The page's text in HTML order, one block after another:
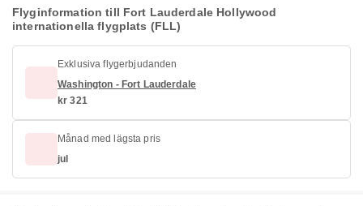
Flyginformation till Fort Lauderdale Hollywood
internationella flygplats (FLL)
Exklusiva flygerbjudanden
Washington - Fort Lauderdale
kr 321
Månad med lägsta pris
jul